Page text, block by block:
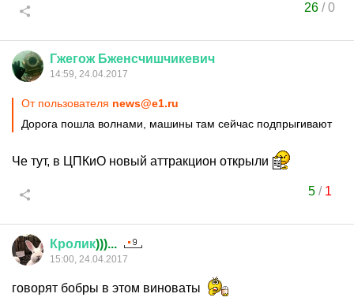
26 /0
Гжегож Бженсчишчикевич
14:59, 24.04.2017
От пользователя news@e1.ru
Дорога пошла волнами, машины там сейчас подпрыгивают
Че тут, в ЦПКиО новый аттракцион открыли
5/ 1
Кролик)))...
15:00, 24.04.2017
говорят бобры в этом виноваты